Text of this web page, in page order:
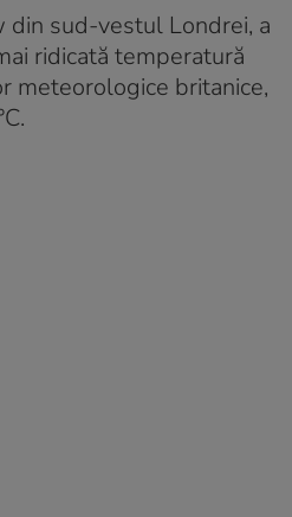
din sud-vestul Londrei, a
ridicată temperatură
meteorologice britanice,